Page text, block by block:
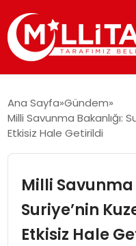
ÖZEL SAYFALAR
SPOR
Ana Sayfa Gündem
Milli Savunma Bakanlığı:
Etkisiz Hale Getirildi
Milli Savunma
Suriye’nin
Etkisiz Hale